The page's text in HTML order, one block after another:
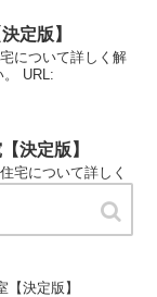
定版】
について詳しく解
。 URL:
決定版】
宅について詳しく
い。 URL:
決定版】